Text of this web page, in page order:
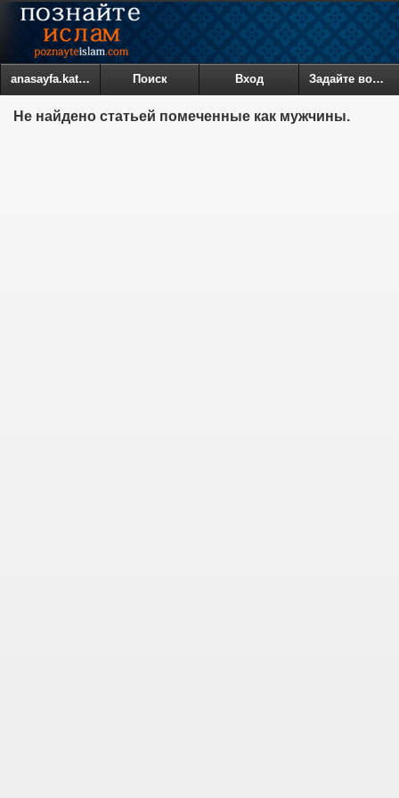
anasayfa.kategoriler Поиск Вход Задайте вопрос
Не найдено статьей помеченные как мужчины.